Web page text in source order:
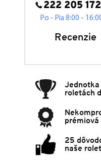
222 205 172
Po - Pia 8:00 -
Recenzie
Jednotka
roletách
25
naše